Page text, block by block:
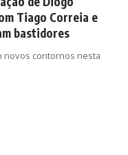
Tiago Correia e
bastidores
novos contornos nesta